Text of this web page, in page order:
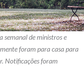
semanal de ministros e
foram para casa para
Notificações foram